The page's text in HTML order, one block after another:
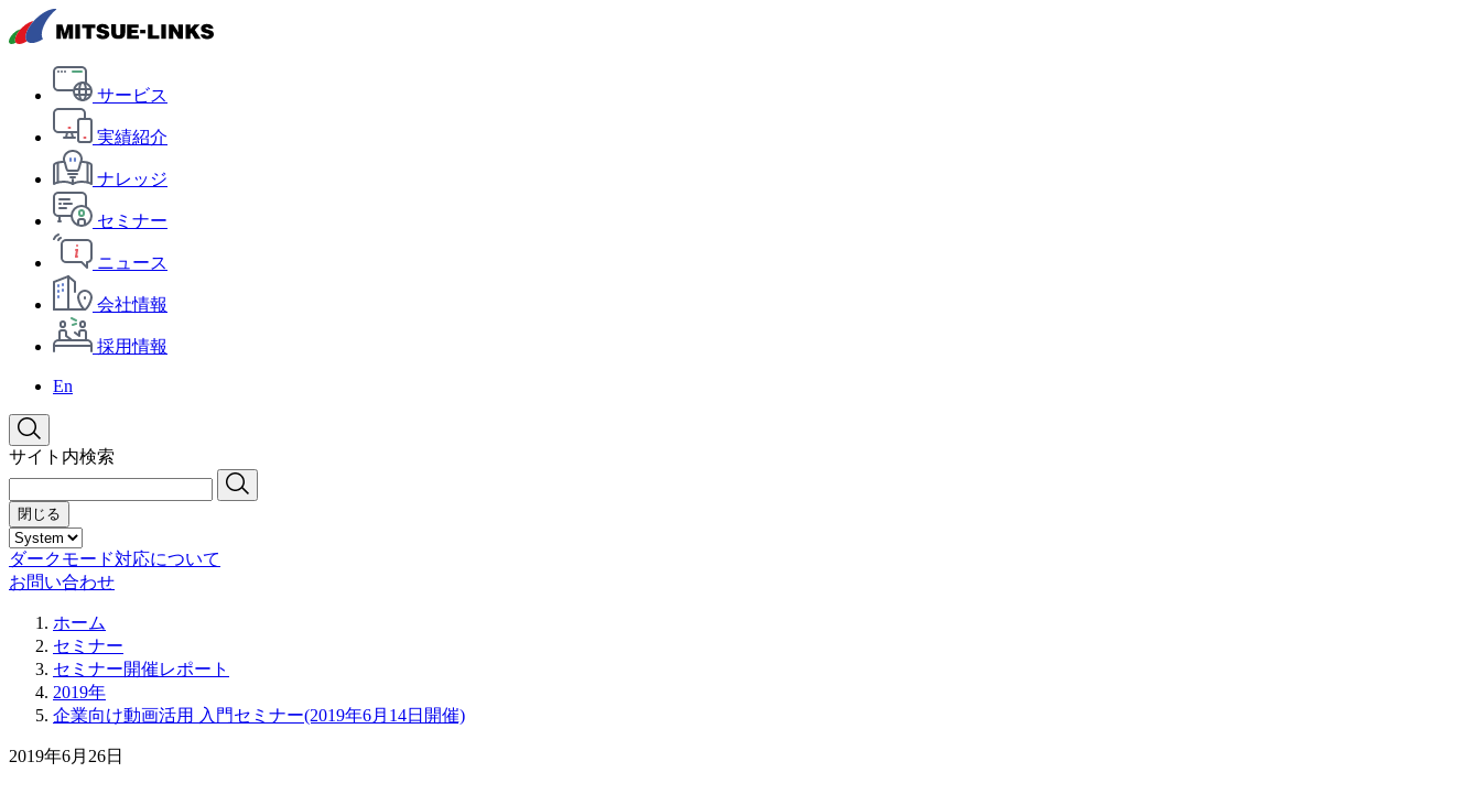
サービス
実績紹介
ナレッジ
セミナー
ニュース
会社情報
採用情報
En
サイト内検索
閉じる
ダークモード対応について
お問い合わせ
ホーム
セミナー
セミナー開催レポート
2019年
企業向け動画活用 入門セミナー(2019年6月14日開催)
2019年6月26日